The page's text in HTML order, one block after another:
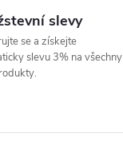
slevy
se a získejte
slevu 3% na všechny